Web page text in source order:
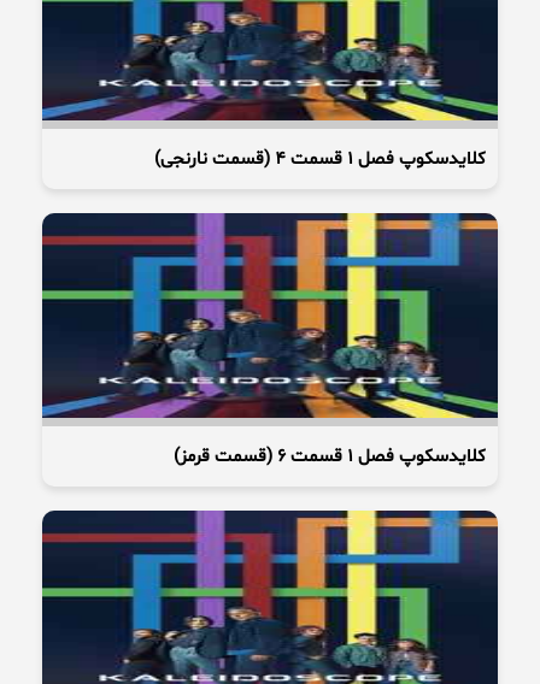
کلایدسکوپ فصل 1 قسمت 4 (قسمت نارنجی)
کلایدسکوپ فصل 1 قسمت 6 (قسمت قرمز)